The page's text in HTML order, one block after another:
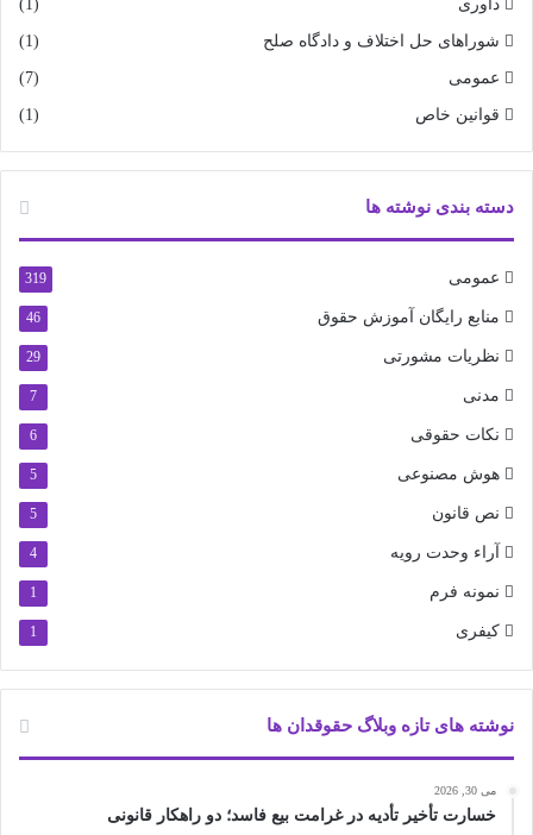
داوری (1)
شوراهای حل اختلاف و دادگاه صلح (1)
عمومی (7)
قوانین خاص (1)
دسته بندی نوشته ها
عمومی 319
منابع رایگان آموزش حقوق 46
نظریات مشورتی 29
مدنی 7
نکات حقوقی 6
هوش مصنوعی 5
نص قانون 5
آراء وحدت رویه 4
نمونه فرم 1
کیفری 1
نوشته های تازه وبلاگ حقوقدان ها
می 30, 2026
خسارت تأخیر تأدیه در غرامت بیع فاسد؛ دو راهکار قانونی